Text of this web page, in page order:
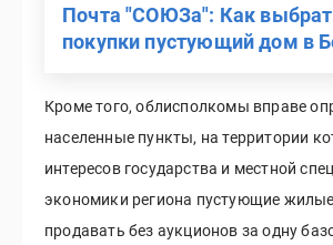
Почта "СОЮЗа": Как
покупки пустующий дом в
Кроме того, облисполкомы вправе
населенные пункты, на территории
интересов государства и местной
экономики региона пустующие
продавать без аукционов за одну